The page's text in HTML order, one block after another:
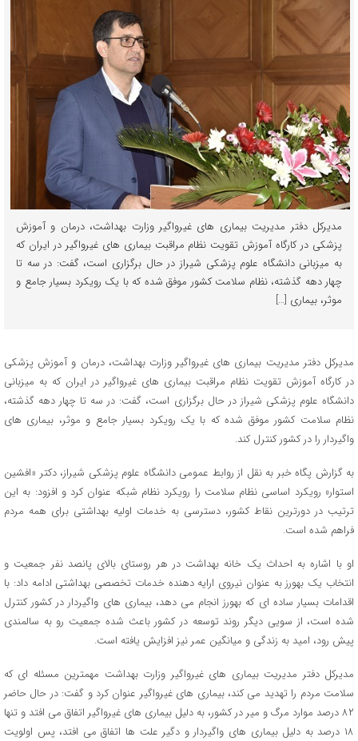
مدیرکل دفتر مدیریت بیماری های غیرواگیر وزارت بهداشت، درمان و آموزش
پزشکی در کارگاه آموزش تقویت نظام مراقبت بیماری های غیرواگیر در ایران که
به میزبانی دانشگاه علوم پزشکی شیراز در حال برگزاری است، گفت: در سه تا
چهار دهه گذشته، نظام سلامت کشور موفق شده که با یک رویکرد بسیار جامع و
موثر، بیماری […]
مدیرکل دفتر مدیریت بیماری های غیرواگیر وزارت بهداشت، درمان و آموزش پزشکی
در کارگاه آموزش تقویت نظام مراقبت بیماری های غیرواگیر در ایران که به میزبانی
دانشگاه علوم پزشکی شیراز در حال برگزاری است، گفت: در سه تا چهار دهه گذشته،
نظام سلامت کشور موفق شده که با یک رویکرد بسیار جامع و موثر، بیماری های
واگیردار را در کشور کنترل کند.
به گزارش پگاه خبر به نقل از روابط عمومی دانشگاه علوم پزشکی شیراز، دکتر «افشین
استوار» رویکرد اساسی نظام سلامت را رویکرد نظام شبکه عنوان کرد و افزود: به این
ترتیب در دورترین نقاط کشور، دسترسی به خدمات اولیه بهداشتی برای همه مردم
فراهم شده است.
او با اشاره به احداث یک خانه بهداشت در هر روستای بالای پانصد نفر جمعیت و
انتخاب یک بهورز به عنوان نیروی ارایه دهنده خدمات تخصصی بهداشتی ادامه داد: با
اقدامات بسیار ساده ای که بهورز انجام می دهد، بیماری های واگیردار در کشور کنترل
شده است، از سویی دیگر روند توسعه در کشور باعث شده جمعیت رو به سالمندی
پیش رود، امید به زندگی و میانگین عمر نیز افزایش یافته است.
مدیرکل دفتر مدیریت بیماری های غیرواگیر وزارت بهداشت مهمترین مسئله ای که
سلامت مردم را تهدید می کند، بیماری های غیرواگیر عنوان کرد و گفت: در حال حاضر
۸۲ درصد موارد مرگ و میر در کشور، به دلیل بیماری های غیرواگیر اتفاق می افتد و تنها
۱۸ درصد به دلیل بیماری های واگیردار و دگیر علت ها اتفاق می افتد، پس اولویت